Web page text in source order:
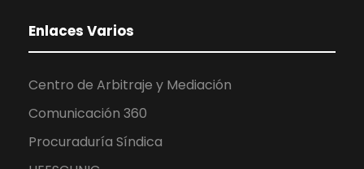
Enlaces Varios
Centro de Arbitraje y Mediación
Comunicación 360
Procuraduría Síndica